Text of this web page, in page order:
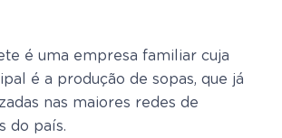
é uma empresa familiar cuja
é a produção de sopas, que já
nas maiores redes de
do país.